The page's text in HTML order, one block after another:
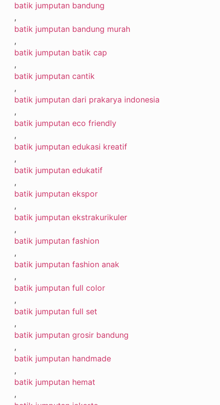
batik jumputan bandung
,
batik jumputan bandung murah
,
batik jumputan batik cap
,
batik jumputan cantik
,
batik jumputan dari prakarya indonesia
,
batik jumputan eco friendly
,
batik jumputan edukasi kreatif
,
batik jumputan edukatif
,
batik jumputan ekspor
,
batik jumputan ekstrakurikuler
,
batik jumputan fashion
,
batik jumputan fashion anak
,
batik jumputan full color
,
batik jumputan full set
,
batik jumputan grosir bandung
,
batik jumputan handmade
,
batik jumputan hemat
,